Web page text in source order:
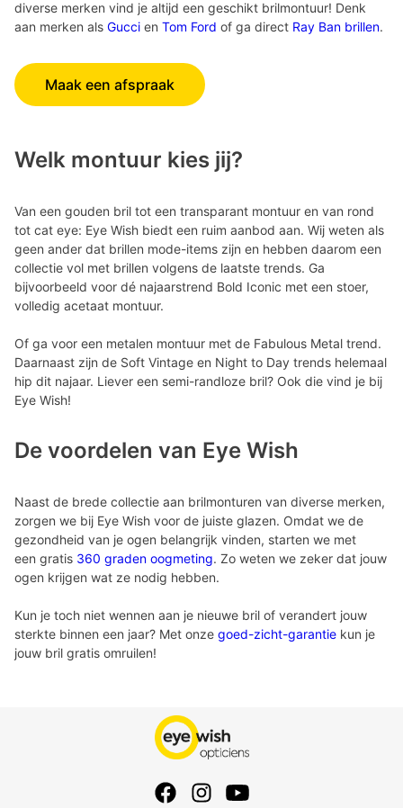
diverse merken vind je altijd een geschikt brilmontuur! Denk
aan merken als Gucci en Tom Ford of ga direct Ray Ban brillen.
Maak een afspraak
Welk montuur kies jij?
Van een gouden bril tot een transparant montuur en van rond
tot cat eye: Eye Wish biedt een ruim aanbod aan. Wij weten als
geen ander dat brillen mode-items zijn en hebben daarom een
collectie vol met brillen volgens de laatste trends. Ga
bijvoorbeeld voor dé najaarstrend Bold Iconic met een stoer,
volledig acetaat montuur.
Of ga voor een metalen montuur met de Fabulous Metal trend.
Daarnaast zijn de Soft Vintage en Night to Day trends helemaal
hip dit najaar. Liever een semi-randloze bril? Ook die vind je bij
Eye Wish!
De voordelen van Eye Wish
Naast de brede collectie aan brilmonturen van diverse merken,
zorgen we bij Eye Wish voor de juiste glazen. Omdat we de
gezondheid van je ogen belangrijk vinden, starten we met
een gratis 360 graden oogmeting. Zo weten we zeker dat jouw
ogen krijgen wat ze nodig hebben.
Kun je toch niet wennen aan je nieuwe bril of verandert jouw
sterkte binnen een jaar? Met onze goed-zicht-garantie kun je
jouw bril gratis omruilen!